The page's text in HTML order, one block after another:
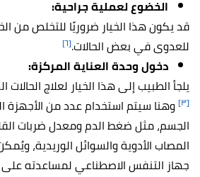
الخضوع لعملية جراحية:
قد يكون هذا الخيار ضروريًا للتخلص من
للعدوى في بعض الحالات.[٦]
دخول وحدة العناية المركزة:
يلجأ الطبيب إلى هذا الخيار لعلاج
[٣]
وهنا سيتم استخدام عدد من الأجهزة
الجسم، مثل ضغط الدم ومعدل ضربات
المصاب الأدوية والسوائل الوريدية،
جهاز التنفس الاصطناعي لمساعدته على